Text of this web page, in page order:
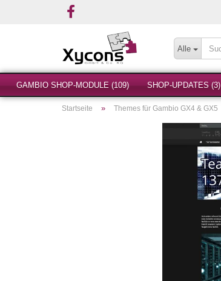
Alle
GAMBIO SHOP-MODULE (109) SHOP-UPDATES (3)
Startseite » Themes für Gambio GX4 & GX5